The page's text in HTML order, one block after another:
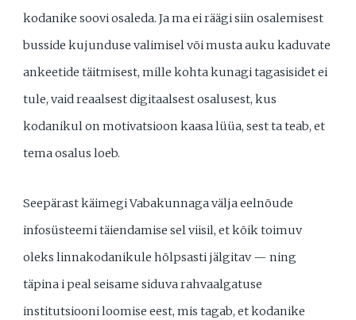
kodanike soovi osaleda. Ja ma ei räägi siin osalemisest
busside kujunduse valimisel või musta auku kaduvate
ankeetide täitmisest, mille kohta kunagi tagasisidet ei
tule, vaid reaalsest digitaalsest osalusest, kus
kodanikul on motivatsioon kaasa lüüa, sest ta teab, et
tema osalus loeb.
Seepärast käimegi Vabakunnaga välja eelnõude
infosüsteemi täiendamise sel viisil, et kõik toimuv
oleks linnakodanikule hõlpsasti jälgitav — ning
täpina i peal seisame siduva rahvaalgatuse
institutsiooni loomise eest, mis tagab, et kodanike